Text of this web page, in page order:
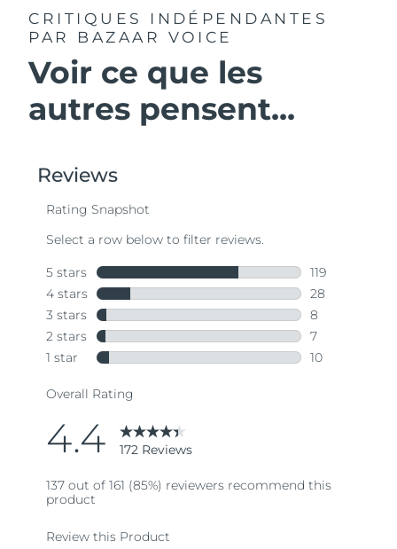
CRITIQUES INDÉPENDANTES
PAR BAZAAR VOICE
Voir ce que les
autres pensent...